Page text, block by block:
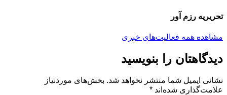
تحریریه رزم آور
مشاهده همه فعالیت‌های خبری
دیدگاهتان را بنویسید
نشانی ایمیل شما منتشر نخواهد شد. بخش‌های موردنیاز
علامت‌گذاری شده‌اند *